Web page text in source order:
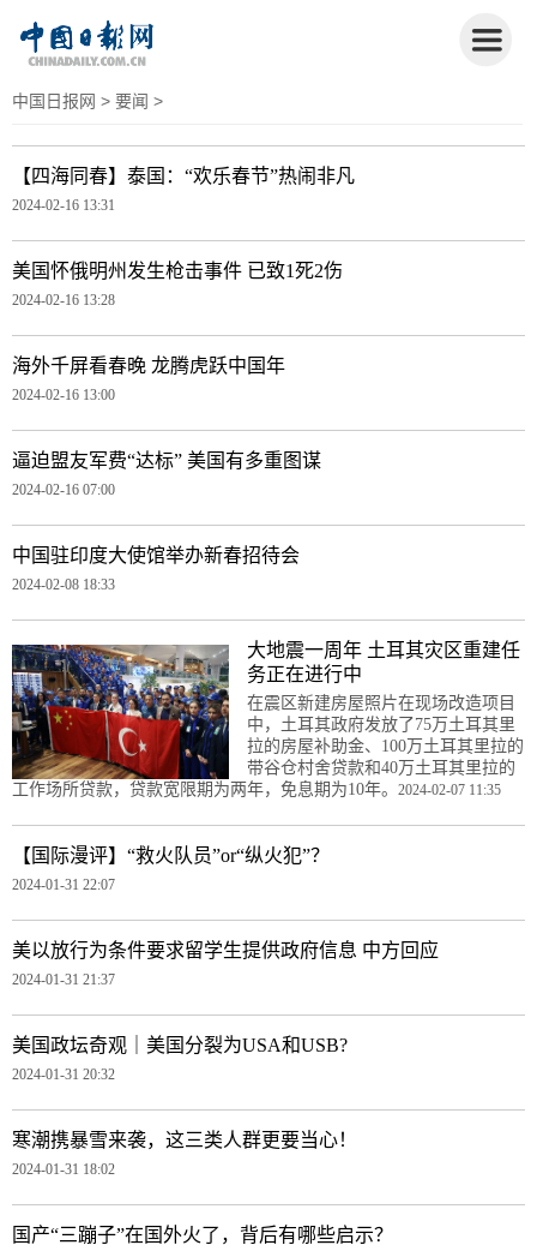
中国日报网 > 要闻 >
【四海同春】泰国：“欢乐春节”热闹非凡
2024-02-16 13:31
美国怀俄明州发生枪击事件 已致1死2伤
2024-02-16 13:28
海外千屏看春晚 龙腾虎跃中国年
2024-02-16 13:00
逼迫盟友军费“达标” 美国有多重图谋
2024-02-16 07:00
中国驻印度大使馆举办新春招待会
2024-02-08 18:33
大地震一周年 土耳其灾区重建任
务正在进行中
在震区新建房屋照片在现场改造项目
中，土耳其政府发放了75万土耳其里
拉的房屋补助金、100万土耳其里拉的
带谷仓村舍贷款和40万土耳其里拉的
工作场所贷款，贷款宽限期为两年，免息期为10年。 2024-02-07 11:35
【国际漫评】“救火队员”or“纵火犯”？
2024-01-31 22:07
美以放行为条件要求留学生提供政府信息 中方回应
2024-01-31 21:37
美国政坛奇观｜美国分裂为USA和USB?
2024-01-31 20:32
寒潮携暴雪来袭，这三类人群更要当心！
2024-01-31 18:02
国产“三蹦子”在国外火了，背后有哪些启示？